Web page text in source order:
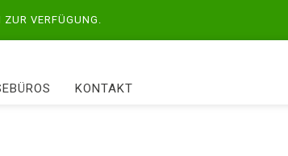
ZUR VERFÜGUNG.
KONTAKT